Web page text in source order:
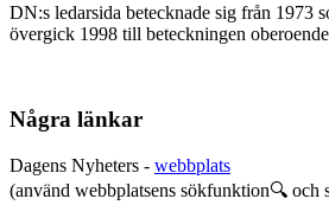
DN:s ledarsida betecknade sig från 1973
övergick 1998 till beteckningen
Några länkar
Dagens Nyheters - webbplats
(använd webbplatsens sökfunktion🔍 och